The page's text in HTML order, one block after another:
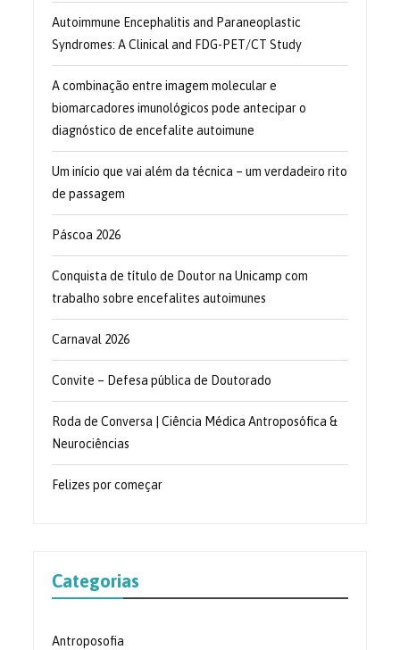
Autoimmune Encephalitis and Paraneoplastic
Syndromes: A Clinical and FDG-PET/CT Study
A combinação entre imagem molecular e
biomarcadores imunológicos pode antecipar o
diagnóstico de encefalite autoimune
Um início que vai além da técnica – um verdadeiro rito
de passagem
Páscoa 2026
Conquista de título de Doutor na Unicamp com
trabalho sobre encefalites autoimunes
Carnaval 2026
Convite – Defesa pública de Doutorado
Roda de Conversa | Ciência Médica Antroposófica &
Neurociências
Felizes por começar
Categorias
Antroposofia